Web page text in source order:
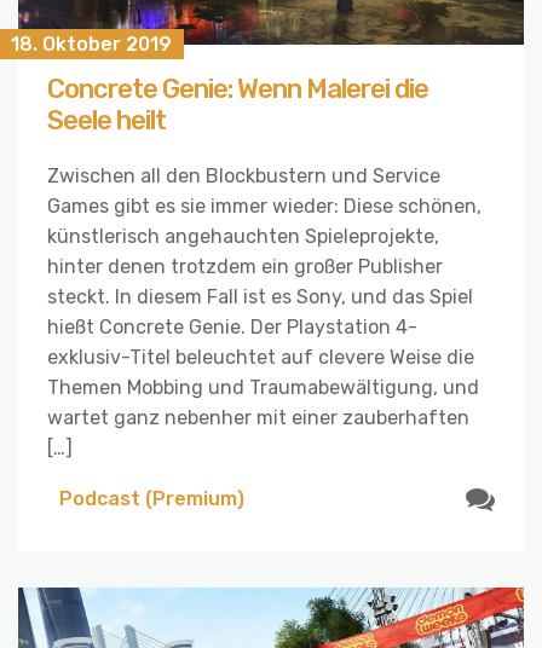
18. Oktober 2019
Concrete Genie: Wenn Malerei die
Seele heilt
Zwischen all den Blockbustern und Service
Games gibt es sie immer wieder: Diese schönen,
künstlerisch angehauchten Spieleprojekte,
hinter denen trotzdem ein großer Publisher
steckt. In diesem Fall ist es Sony, und das Spiel
hießt Concrete Genie. Der Playstation 4-
exklusiv-Titel beleuchtet auf clevere Weise die
Themen Mobbing und Traumabewältigung, und
wartet ganz nebenher mit einer zauberhaften
[…]
Podcast (Premium)